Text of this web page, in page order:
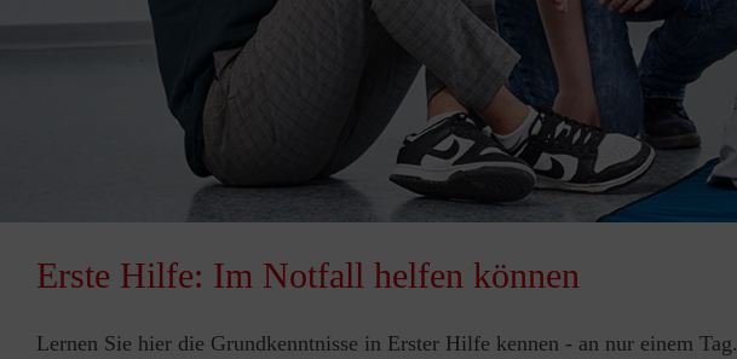
Erste Hilfe: Im Notfall helfen können
Lernen Sie hier die Grundkenntnisse in Erster Hilfe kennen - an nur einem Tag.